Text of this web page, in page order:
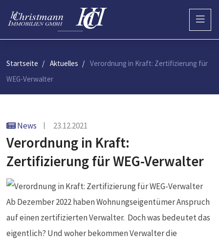
Startseite Aktuelles
Verordnung in Kraft: Zertifizierung für
WEG-Verwalter
News 23.12.2021
Verordnung in Kraft:
Zertifizierung für WEG-Verwalter
Ab Dezember 2022 haben Wohnungseigentümer Anspruch
auf einen zertifizierten Verwalter. Doch was bedeutet das
eigentlich? Und woher bekommen Verwalter die